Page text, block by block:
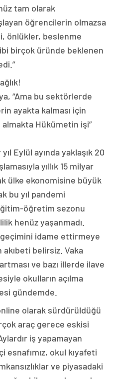
tam olarak
öğrencilerin olmazsa
önlükler, beslenme
birçok üründe beklenen
“Ama bu sektörlerde
ayakta kalması için
Hükümetin işi”
Eylül ayında yaklaşık 20
yıllık 15 milyar
ülke ekonomisine büyük
bu yıl pandemi
öğretim sezonu
henüz yaşanmadı.
idame ettirmeye
akıbeti belirsiz. Vaka
ve bazı illerde ilave
okulların açılma
gündemde.
olarak sürdürüldüğü
araç gerece eskisi
iş yapamayan
okul kıyafeti
ve piyasadaki